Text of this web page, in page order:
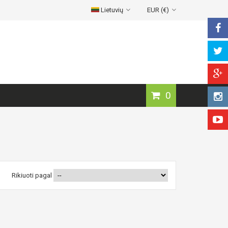
EUR (€)
Lietuvių
0
Rikiuoti pagal